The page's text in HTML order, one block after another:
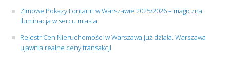
Zimowe Pokazy Fontann w Warszawie 2025/2026 – magiczna
iluminacja w sercu miasta
Rejestr Cen Nieruchomości w Warszawa już działa. Warszawa
ujawnia realne ceny transakcji